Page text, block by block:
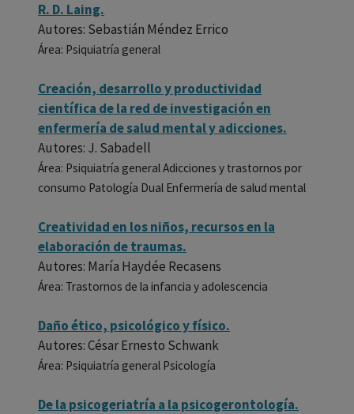
R. D. Laing.
Autores: Sebastián Méndez Errico
Área: Psiquiatría general
Creación, desarrollo y productividad
científica de la red de investigación en
enfermería de salud mental y adicciones.
Autores: J. Sabadell
Área: Psiquiatría general Adicciones y trastornos por
consumo Patología Dual Enfermería de salud mental
Creatividad en los niños, recursos en la
elaboración de traumas.
Autores: María Haydée Recasens
Área: Trastornos de la infancia y adolescencia
Daño ético, psicológico y físico.
Autores: César Ernesto Schwank
Área: Psiquiatría general Psicología
De la psicogeriatría a la psicogerontología.